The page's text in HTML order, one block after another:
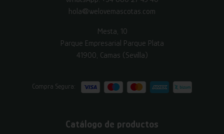
hola@welovemascotas.com
Mesta, 10
Parque Empresarial Parque Plata
41900, Camas (Sevilla)
Compra Segura:
Catálogo de productos